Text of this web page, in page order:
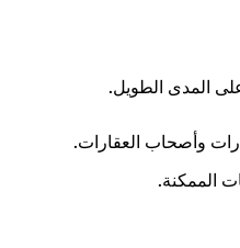
المدى الطويل.
وأصحاب العقارات.
الممكنة.